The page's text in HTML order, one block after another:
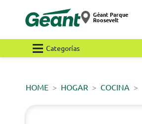
Géant Parque
Roosevelt
Categorías
HOME HOGAR COCINA